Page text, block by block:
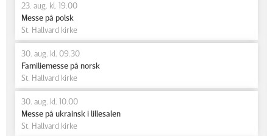
23. aug. kl. 19.00
Messe på polsk
St. Hallvard kirke
30. aug. kl. 09.30
Familiemesse på norsk
St. Hallvard kirke
30. aug. kl. 10.00
Messe på ukrainsk i lillesalen
St. Hallvard kirke